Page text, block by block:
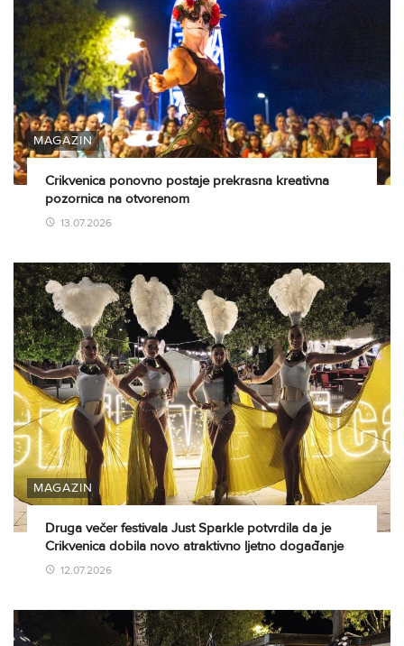
MAGAZIN
Crikvenica ponovno postaje prekrasna kreativna
pozornica na otvorenom
13.07.2026
MAGAZIN
Druga večer festivala Just Sparkle potvrdila da je
Crikvenica dobila novo atraktivno ljetno događanje
12.07.2026